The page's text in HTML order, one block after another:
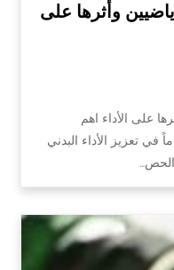
وأثرها على
على الأداء اهم
في تعزيز الأداء البدني
الحص…